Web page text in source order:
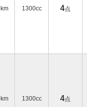
1300cc 4点
1300cc 4点